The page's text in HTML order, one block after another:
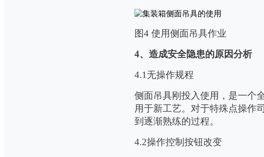
图4 使用侧面吊具作业
4、造成安全隐患的原因分析
4.1 无操作规程
侧面吊具刚投入使用，是一个
用于新工艺。 对于特殊点操作
到逐渐熟练的过程。
4.2操作控制按钮改变